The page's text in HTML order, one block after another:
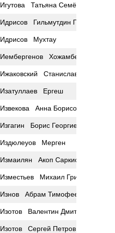
Игутова Татьяна Семёновна
Идрисов Гильмутдин
Идрисов Мухтау
Иембергенов Хожамберген
Ижаковский Станислав Яковлевич
Изатуллаев Ергеш
Извекова Анна Борисовна
Изгагин Борис Георгиевич
Издюлеуов Мерген
Измаилян Акоп Саркисович
Изместьев Михаил Григорьевич
Изнов Абрам Тимофеевич
Изотов Валентин Дмитриевич
Изотов Сергей Петрович